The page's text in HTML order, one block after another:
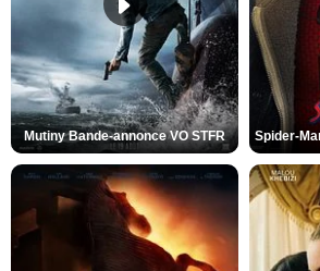
Mutiny Bande-annonce VO STFR